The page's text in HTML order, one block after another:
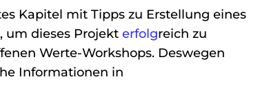
Kapitel mit Tipps zu Erstellung eines
um dieses Projekt erfolgreich zu
Werte-Workshops. Deswegen
Informationen in